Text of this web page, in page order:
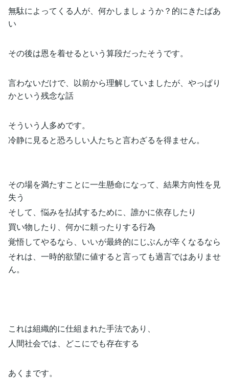
無駄によってくる人が、何かしましょうか？的にきたばあ
い
その後は恩を着せるという算段だったそうです。
言わないだけで、以前から理解していましたが、やっぱり
かという残念な話
そういう人多めです。
冷静に見ると恐ろしい人たちと言わざるを得ません。
その場を満たすことに一生懸命になって、結果方向性を見
失う
そして、悩みを払拭するために、誰かに依存したり
買い物したり、何かに頼ったりする行為
覚悟してやるなら、いいが最終的にじぶんが辛くなるなら
それは、一時的欲望に値すると言っても過言ではありませ
ん。
これは組織的に仕組まれた手法であり、
人間社会では、どこにでも存在する
あくまです。